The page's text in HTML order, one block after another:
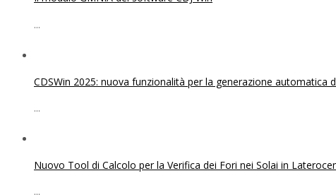
...
CDSWin 2025: nuova funzionalità per la generazione
...
Nuovo Tool di Calcolo per la Verifica dei Fori nei Solai in
...